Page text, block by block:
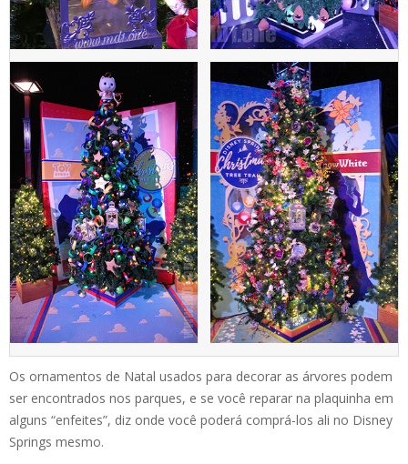
Os ornamentos de Natal usados para decorar as árvores podem
ser encontrados nos parques, e se você reparar na plaquinha em
alguns “enfeites”, diz onde você poderá comprá-los ali no Disney
Springs mesmo.